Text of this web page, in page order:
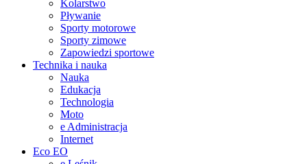
Kolarstwo
Pływanie
Sporty motorowe
Sporty zimowe
Zapowiedzi sportowe
Technika i nauka
Nauka
Edukacja
Technologia
Moto
e Administracja
Internet
Eco EO